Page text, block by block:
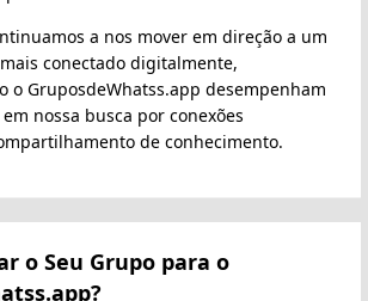
a nos mover em direção a um
conectado digitalmente,
o GruposdeWhatss.app desempenham
nossa busca por conexões
de conhecimento.
o Seu Grupo para o